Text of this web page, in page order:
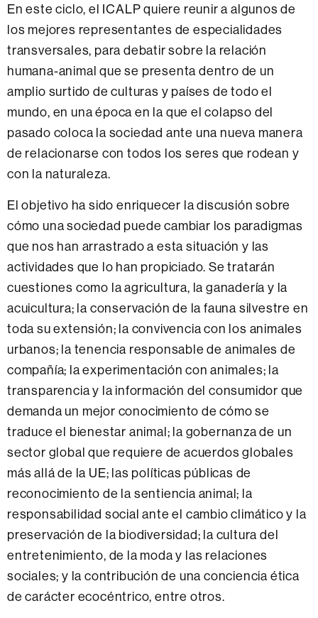
En este ciclo, el ICALP quiere reunir a algunos de
los mejores representantes de especialidades
transversales, para debatir sobre la relación
humana-animal que se presenta dentro de un
amplio surtido de culturas y países de todo el
mundo, en una época en la que el colapso del
pasado coloca la sociedad ante una nueva manera
de relacionarse con todos los seres que rodean y
con la naturaleza.
El objetivo ha sido enriquecer la discusión sobre
cómo una sociedad puede cambiar los paradigmas
que nos han arrastrado a esta situación y las
actividades que lo han propiciado. Se tratarán
cuestiones como la agricultura, la ganadería y la
acuicultura; la conservación de la fauna silvestre en
toda su extensión; la convivencia con los animales
urbanos; la tenencia responsable de animales de
compañía; la experimentación con animales; la
transparencia y la información del consumidor que
demanda un mejor conocimiento de cómo se
traduce el bienestar animal; la gobernanza de un
sector global que requiere de acuerdos globales
más allá de la UE; las políticas públicas de
reconocimiento de la sentiencia animal; la
responsabilidad social ante el cambio climático y la
preservación de la biodiversidad; la cultura del
entretenimiento, de la moda y las relaciones
sociales; y la contribución de una conciencia ética
de carácter ecocéntrico, entre otros.